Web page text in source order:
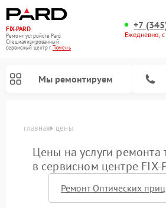
FIX-PARD
Ремонт устройств Pard
Специализированный
cервисный центр г.Тюмень
+7
Ежедневно,
Мы ремонтируем
главная цены
Цены на услуги ремонта
в сервисном центре FIX-